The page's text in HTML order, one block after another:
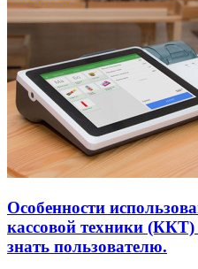
Особенности
кассовой техники
знать пользователю.